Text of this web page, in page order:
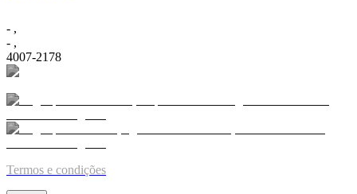
- ,
- ,
4007-2178
Termos e condições